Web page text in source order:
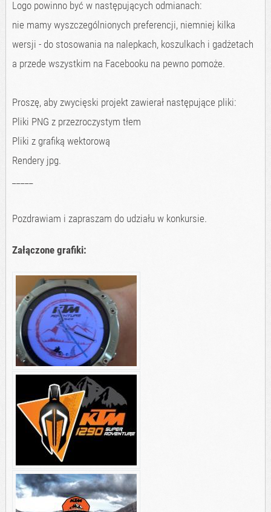
Logo powinno być w następujących odmianach:
nie mamy wyszczególnionych preferencji, niemniej kilka
wersji - do stosowania na nalepkach, koszulkach i gadżetach
a przede wszystkim na Facebooku na pewno pomoże.
Proszę, aby zwycięski projekt zawierał następujące pliki:
Pliki PNG z przezroczystym tłem
Pliki z grafiką wektorową
Rendery jpg.
Pozdrawiam i zapraszam do udziału w konkursie.
Załączone grafiki: